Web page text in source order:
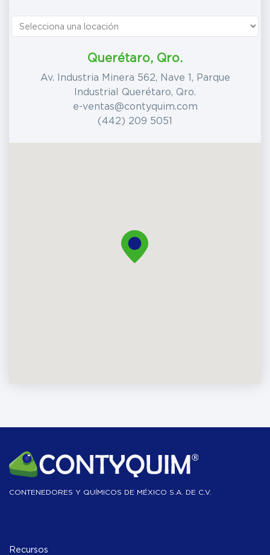
Querétaro, Qro.
Av. Industria Minera 562, Nave 1, Parque
Industrial Querétaro, Qro.
e-ventas@contyquim.com
(442) 209 5051
CONTENEDORES Y QUÍMICOS DE MÉXICO S.A. DE C.V.
Recursos